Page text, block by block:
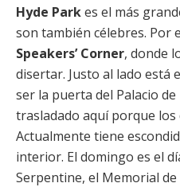
Hyde Parkes el más
son también célebres. Por
Speakers’ Corner, donde
disertar. Justo al lado está
ser la puerta del Palacio
trasladado aquí porque
Actualmente tiene
interior. El domingo es el
Serpentine, el Memorial de